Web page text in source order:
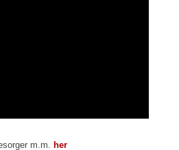
m.m. her